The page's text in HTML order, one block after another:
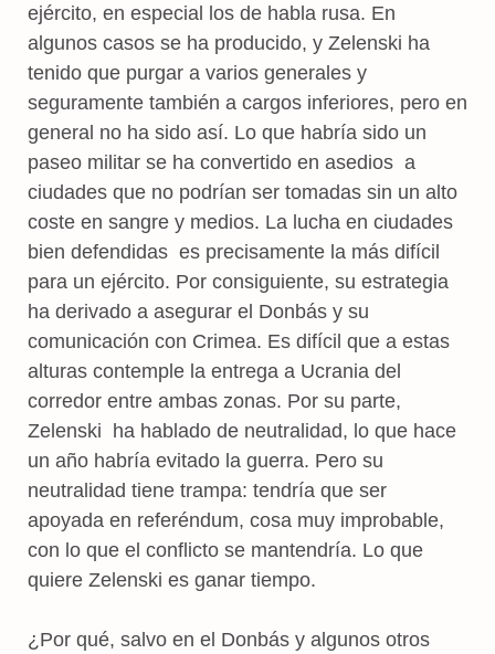
ejército, en especial los de habla rusa. En
algunos casos se ha producido, y Zelenski ha
tenido que purgar a varios generales y
seguramente también a cargos inferiores, pero en
general no ha sido así. Lo que habría sido un
paseo militar se ha convertido en asedios a
ciudades que no podrían ser tomadas sin un alto
coste en sangre y medios. La lucha en ciudades
bien defendidas es precisamente la más difícil
para un ejército. Por consiguiente, su estrategia
ha derivado a asegurar el Donbás y su
comunicación con Crimea. Es difícil que a estas
alturas contemple la entrega a Ucrania del
corredor entre ambas zonas. Por su parte,
Zelenski ha hablado de neutralidad, lo que hace
un año habría evitado la guerra. Pero su
neutralidad tiene trampa: tendría que ser
apoyada en referéndum, cosa muy improbable,
con lo que el conflicto se mantendría. Lo que
quiere Zelenski es ganar tiempo.
¿Por qué, salvo en el Donbás y algunos otros